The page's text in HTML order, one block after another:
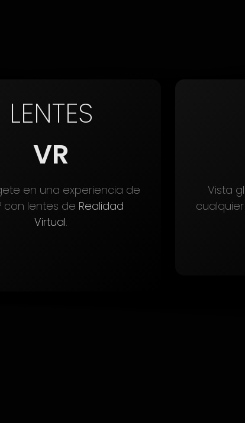
LENTES
VR
en una experiencia de
con lentes de Realidad
Virtual.
Vista